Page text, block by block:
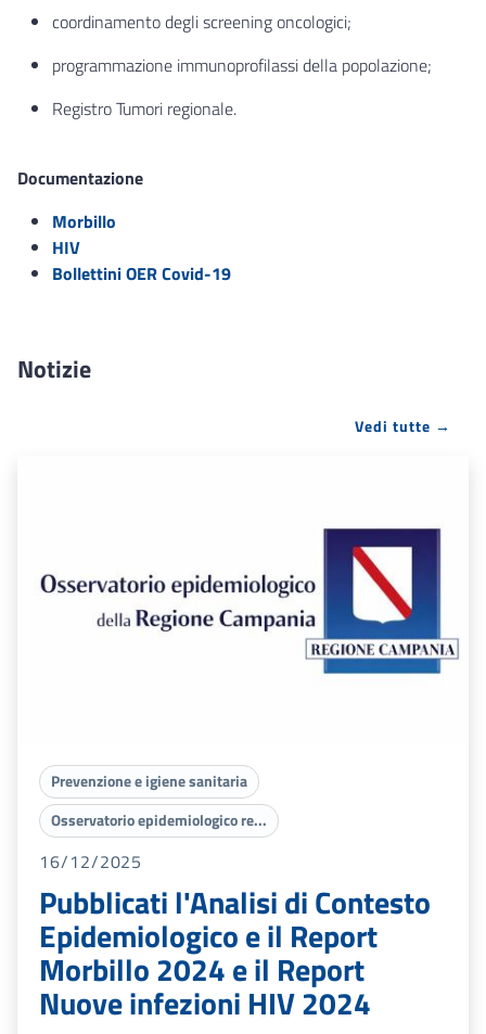
coordinamento degli screening oncologici;
programmazione immunoprofilassi della popolazione;
Registro Tumori regionale.
Documentazione
Morbillo
HIV
Bollettini OER Covid-19
Notizie
Vedi tutte →
Prevenzione e igiene sanitaria
Osservatorio epidemiologico re...
16/12/2025
Pubblicati l'Analisi di Contesto
Epidemiologico e il Report
Morbillo 2024 e il Report
Nuove infezioni HIV 2024